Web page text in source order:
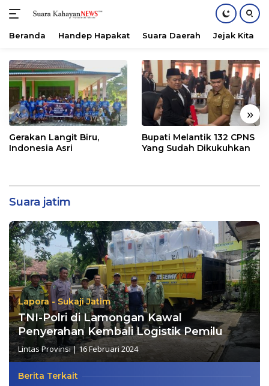
konten
Beranda Handep Hapakat Suara Daerah Jejak Kita
« »
Gerakan Langit Biru,
Indonesia Asri
Bupati Melantik 132 CPNS
Yang Sudah Dikukuhkan
Suara jatim
Lapora - Sukaji Jatim
TNI-Polri di Lamongan Kawal
Penyerahan Kembali Logistik Pemilu
Lintas Provinsi| 16 Februari 2024
Berita Terkait